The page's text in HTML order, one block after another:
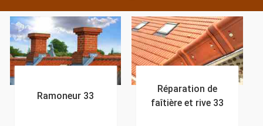
Ramoneur 33
Réparation de
faîtière et rive 33